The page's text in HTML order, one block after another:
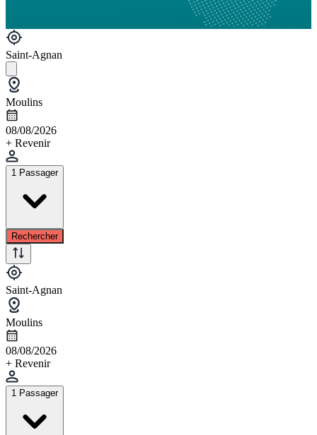
Saint-Agnan
Moulins
08/08/2026
+ Revenir
1 Passager
Rechercher
Saint-Agnan
Moulins
08/08/2026
+ Revenir
1 Passager